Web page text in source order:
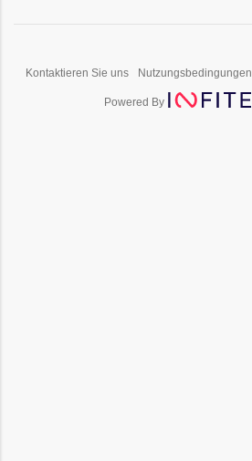
Kontaktieren Sie uns Nutzungsbedingungen
Powered By